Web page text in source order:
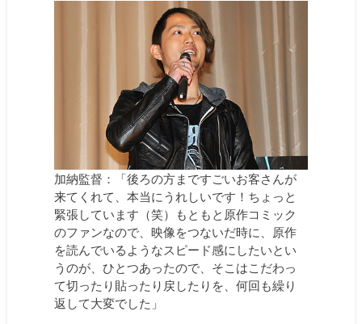
加納監督：「後ろの方まですごいお客さんが
来てくれて、本当にうれしいです！ちょっと
緊張しています（笑）もともと原作コミック
のファンなので、映像をつないだ時に、原作
を読んでいるようなスピード感にしたいとい
うのが、ひとつあったので、そこはこだわっ
て切ったり貼ったり戻したりを、何回も繰り
返して大変でした」